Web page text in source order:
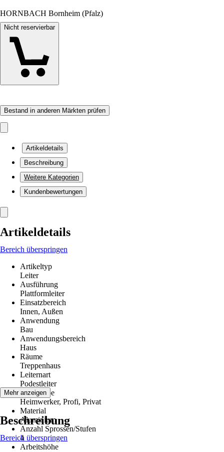
HORNBACH Bornheim (Pfalz)
Nicht reservierbar
Bestand in anderen Märkten prüfen
Artikeldetails
Beschreibung
Weitere Kategorien
Kundenbewertungen
Artikeldetails
Bereich überspringen
Artikeltyp
Leiter
Ausführung
Plattformleiter
Einsatzbereich
Innen, Außen
Anwendung
Bau
Anwendungsbereich
Haus
Räume
Treppenhaus
Leiternart
Podestleiter
Zielgruppe
Heimwerker, Profi, Privat
Material
Aluminium
Anzahl Sprossen/Stufen
4
Arbeitshöhe
Mehr anzeigen
Beschreibung
Bereich überspringen